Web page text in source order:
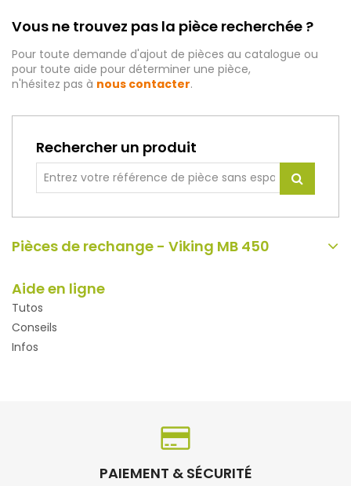
Vous ne trouvez pas la pièce recherchée ?
Pour toute demande d'ajout de pièces au catalogue ou
pour toute aide pour déterminer une pièce,
n'hésitez pas à nous contacter.
Rechercher un produit
Pièces de rechange - Viking MB 450
Aide en ligne
Tutos
Conseils
Infos
PAIEMENT & SÉCURITÉ